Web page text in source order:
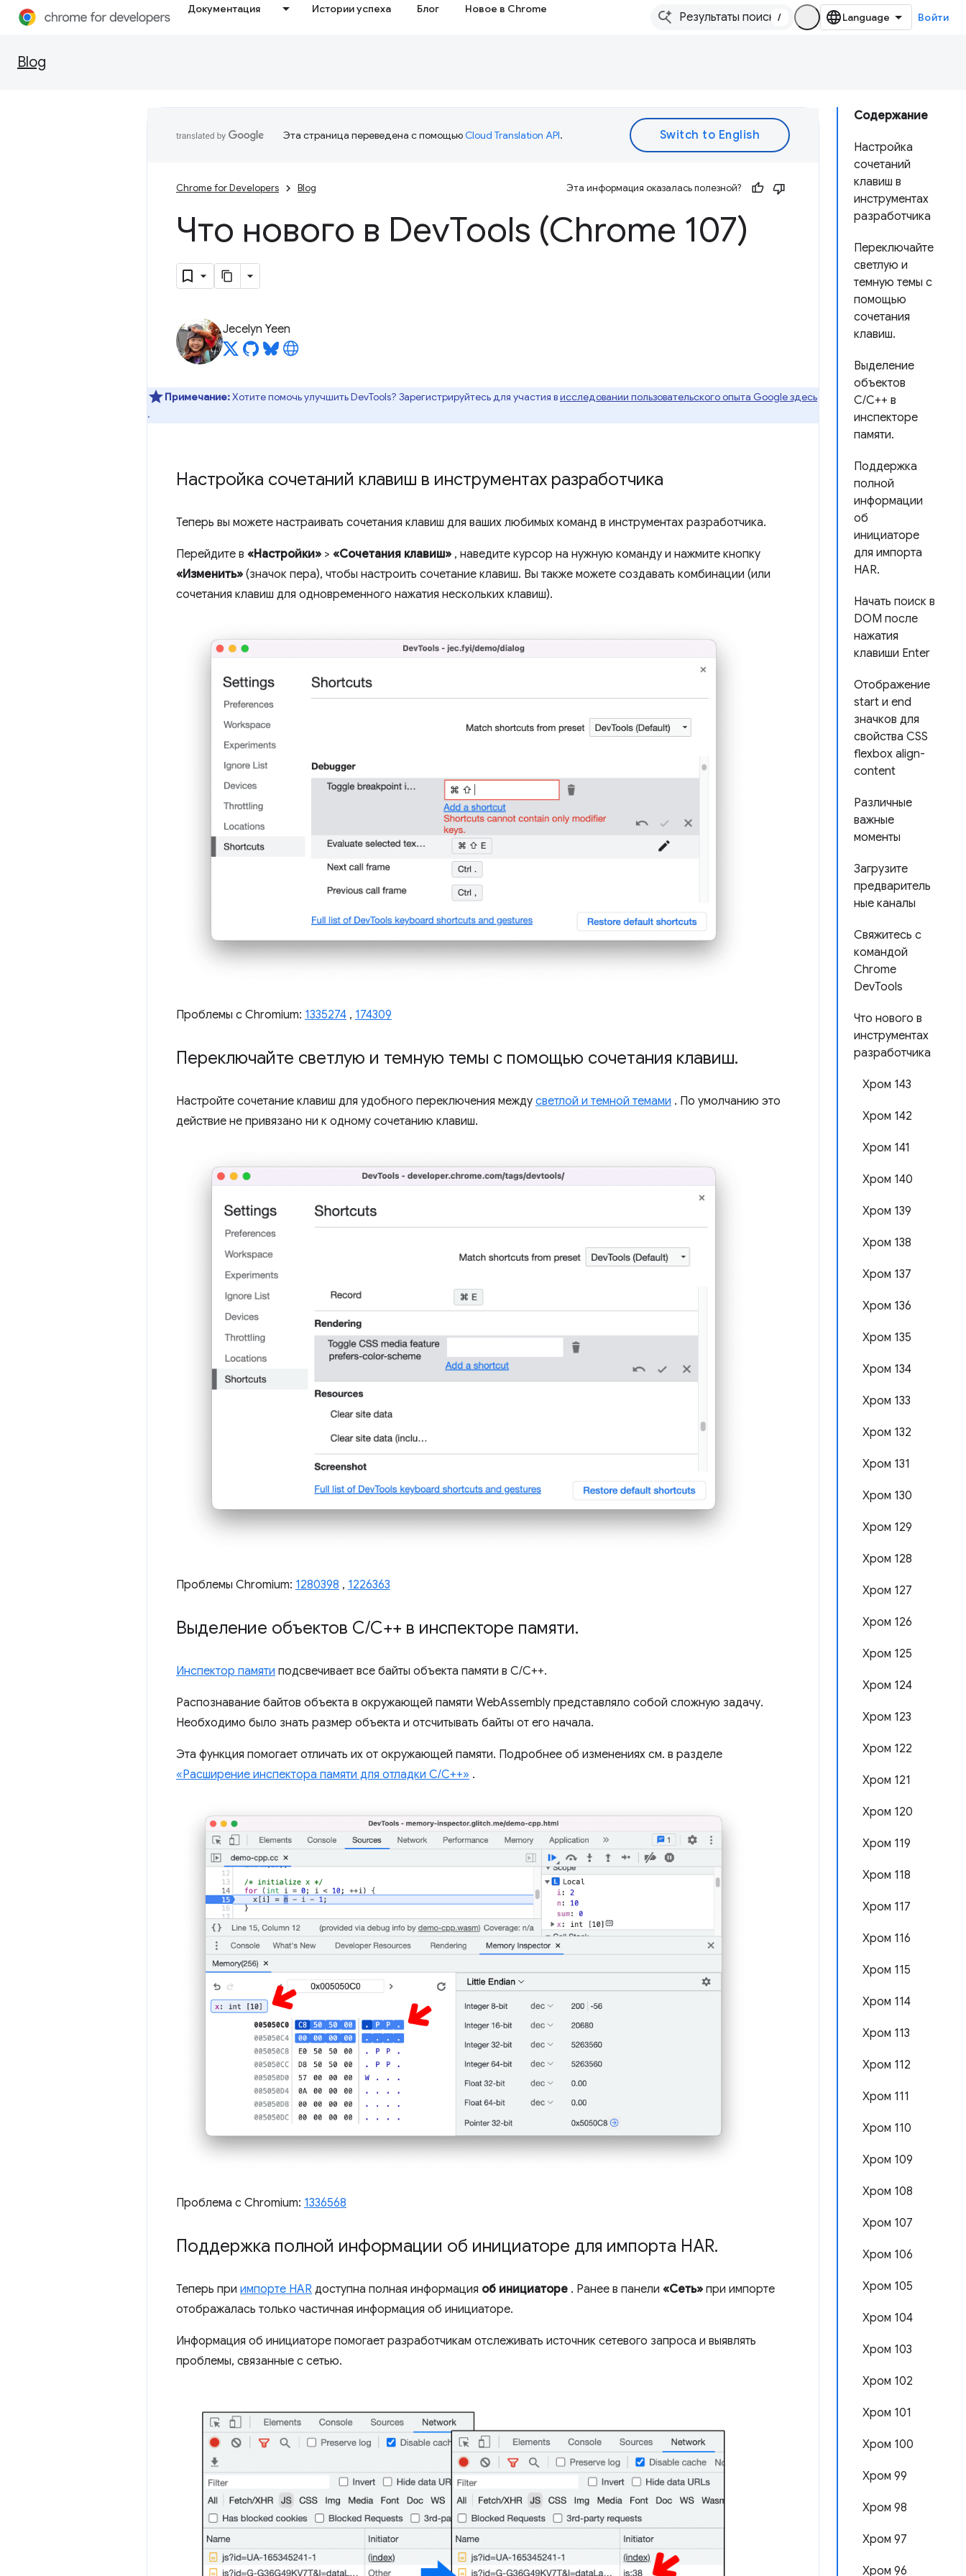
Документация Истории успеха Блог Новое в Chrome
/ Войти
Blog
Содержание
Настройка
сочетаний
клавиш в
инструментах
разработчика
Переключайте
светлую и
темную темы с
помощью
сочетания
клавиш.
Выделение
объектов
C/C++ в
инспекторе
памяти.
Поддержка
полной
информации
об
инициаторе
для импорта
HAR.
Начать поиск в
DOM после
нажатия
клавиши Enter
Отображение
start и end
значков для
свойства CSS
flexbox align-
content
Различные
важные
моменты
Загрузите
предваритель
ные каналы
Свяжитесь с
командой
Chrome
DevTools
Что нового в
инструментах
разработчика
Хром 143
Хром 142
Хром 141
Хром 140
Хром 139
Хром 138
Хром 137
Хром 136
Хром 135
Хром 134
Хром 133
Хром 132
Хром 131
Хром 130
Хром 129
Хром 128
Хром 127
Хром 126
Хром 125
Хром 124
Хром 123
Хром 122
Хром 121
Хром 120
Хром 119
Хром 118
Хром 117
Хром 116
Хром 115
Хром 114
Хром 113
Хром 112
Хром 111
Хром 110
Хром 109
Хром 108
Хром 107
Хром 106
Хром 105
Хром 104
Хром 103
Хром 102
Хром 101
Хром 100
Хром 99
Хром 98
Хром 97
Хром 96
Эта страница переведена с помощьюCloud Translation API.
Chrome for Developers Blog Эта информация оказалась полезной?
Что нового в DevTools (Chrome 107)
Jecelyn Yeen
Примечание:Хотите помочь улучшить DevTools? Зарегистрируйтесь для участия висследовании пользовательского опыта Google здесь
.
Настройка сочетаний клавиш в инструментах разработчика
Теперь вы можете настраивать сочетания клавиш для ваших любимых команд в инструментах разработчика.
Перейдите в «Настройки» > «Сочетания клавиш» , наведите курсор на нужную команду и нажмите кнопку
«Изменить» (значок пера), чтобы настроить сочетание клавиш. Вы также можете создавать комбинации (или
сочетания клавиш для одновременного нажатия нескольких клавиш).
Проблемы с Chromium: 1335274 , 174309
Переключайте светлую и темную темы с помощью сочетания клавиш.
Настройте сочетание клавиш для удобного переключения между светлой и темной темами . По умолчанию это
действие не привязано ни к одному сочетанию клавиш.
Проблемы Chromium: 1280398 , 1226363
Выделение объектов C/C++ в инспекторе памяти.
Инспектор памяти подсвечивает все байты объекта памяти в C/C++.
Распознавание байтов объекта в окружающей памяти WebAssembly представляло собой сложную задачу.
Необходимо было знать размер объекта и отсчитывать байты от его начала.
Эта функция помогает отличать их от окружающей памяти. Подробнее об изменениях см. в разделе
«Расширение инспектора памяти для отладки C/C++» .
Проблема с Chromium: 1336568
Поддержка полной информации об инициаторе для импорта HAR.
Теперь при импорте HAR доступна полная информация об инициаторе . Ранее в панели «Сеть» при импорте
отображалась только частичная информация об инициаторе.
Информация об инициаторе помогает разработчикам отслеживать источник сетевого запроса и выявлять
проблемы, связанные с сетью.